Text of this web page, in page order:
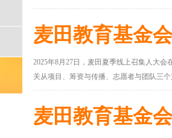
麦田教育基金
2025年8月27日，麦田夏季线上召集人大
关从项目、筹资与传播、志愿者与团队三
麦田教育基金